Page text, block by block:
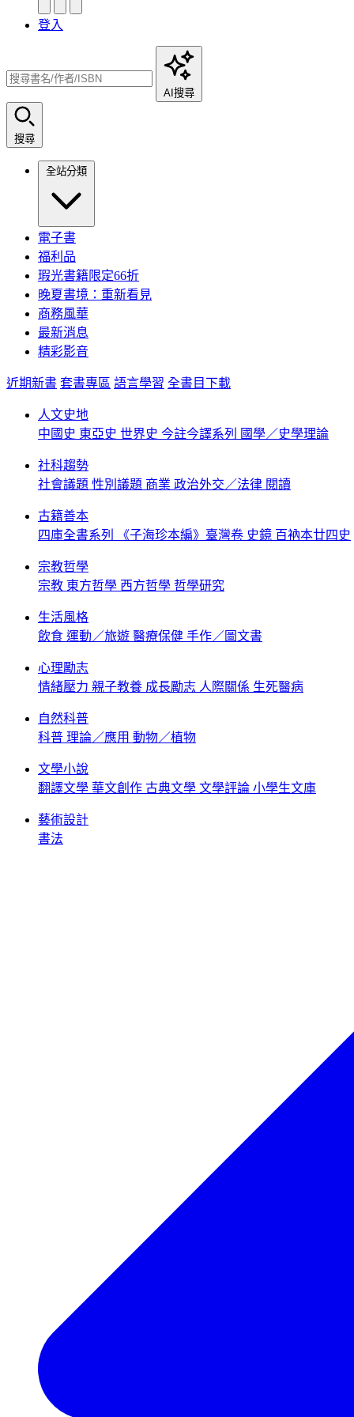
登入
AI搜尋
搜尋
全站分類
電子書
福利品
瑕光書籍限定66折
晚夏書境：重新看見
商務風華
最新消息
精彩影音
近期新書 套書專區 語言學習 全書目下載
人文史地
中國史 東亞史 世界史 今註今譯系列 國學／史學理論
社科趨勢
社會議題 性別議題 商業 政治外交／法律 閱讀
古籍善本
四庫全書系列
《子海珍本編》臺灣卷 史鏡 百衲本廿四史
宗教哲學
宗教 東方哲學 西方哲學 哲學研究
生活風格
飲食 運動／旅遊 醫療保健 手作／圖文書
心理勵志
情緒壓力 親子教養 成長勵志 人際關係 生死醫病
自然科普
科普 理論／應用 動物／植物
文學小說
翻譯文學 華文創作 古典文學 文學評論 小學生文庫
藝術設計
書法